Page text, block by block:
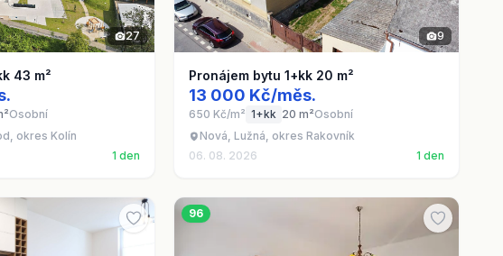
27
43 m²
Osobní
okres Kolín
1 den
9
Pronájem bytu 1+kk 20 m²
13 000 Kč/měs.
650 Kč/m² 1+kk 20 m²Osobní
Nová, Lužná, okres Rakovník
06. 08. 2026
1 den
96